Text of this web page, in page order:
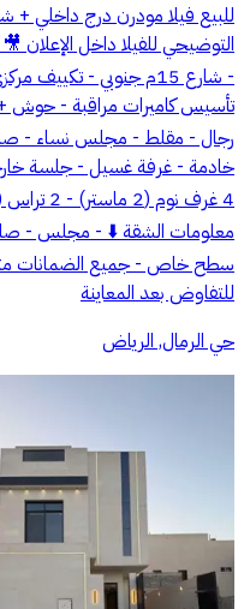
للبيع فيلا مودرن درج داخلي +
- شارع 15م جنوبي -
تأسيس كاميرات مراقبة - حوش
رجال - مقلط - مجلس نساء -
خادمة - غرفة غسيل - جلسة
4 غرف
سطح خاص - جميع الضمانات
للتفاوض بعد المعاينة
حي الرمال, الرياض